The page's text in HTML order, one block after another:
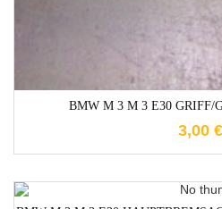
BMW M 3 M 3 E30 GRIFF/
3,00 €